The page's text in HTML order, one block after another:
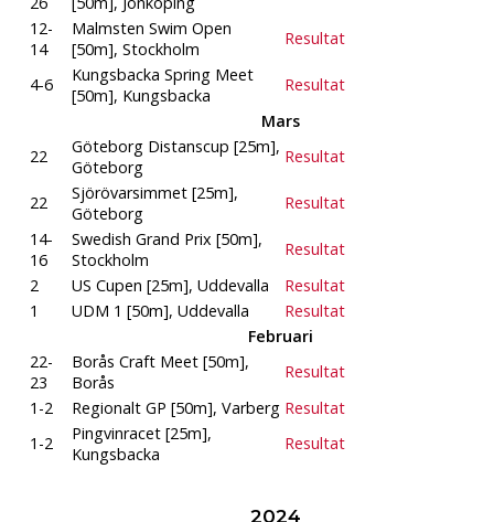
12-
14
Malmsten Swim Open
[50m], Stockholm
Resultat
4-6
Kungsbacka Spring Meet
[50m], Kungsbacka
Resultat
Mars
22
Göteborg Distanscup [25m],
Göteborg
Resultat
22
Sjörövarsimmet [25m],
Göteborg
Resultat
14-
16
Swedish Grand Prix [50m],
Stockholm
Resultat
2
US Cupen [25m], Uddevalla
Resultat
1
UDM 1 [50m], Uddevalla
Resultat
Februari
22-
23
Borås Craft Meet [50m],
Borås
Resultat
1-2
Regionalt GP [50m], Varberg Resultat
1-2
Pingvinracet [25m],
Kungsbacka
Resultat
2024